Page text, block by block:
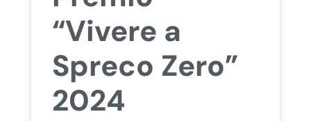
“Vivere a
Spreco Zero”
2024